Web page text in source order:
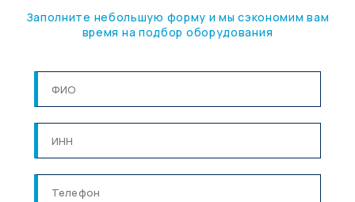
Заполните небольшую форму и мы сэкономим вам
время на подбор оборудования